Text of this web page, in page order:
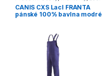
CANIS CXS Lacl FRANTA
pánské 100% bavlna modré